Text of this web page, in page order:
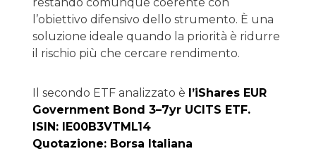
l’obiettivo difensivo dello strumento. È una
soluzione ideale quando la priorità è ridurre
il rischio più che cercare rendimento.
Il secondo ETF analizzato è l’iShares EUR
Government Bond 3–7yr UCITS ETF.
ISIN: IE00B3VTML14
Quotazione: Borsa Italiana